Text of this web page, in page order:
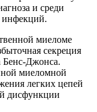
и среди
инфекций.
миеломе
секреция
Бенс-Джонса.
миеломной
легких цепей
дисфункции